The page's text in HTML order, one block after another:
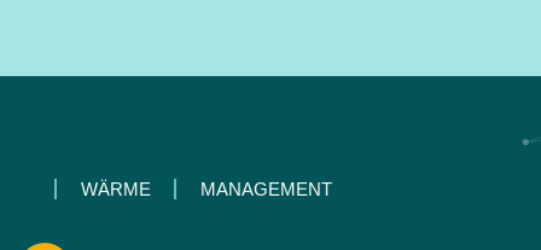
WÄRME MANAGEMENT